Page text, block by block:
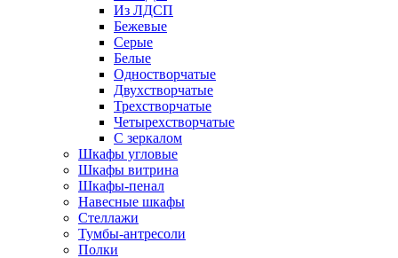
Из ЛДСП
Бежевые
Серые
Белые
Одностворчатые
Двухстворчатые
Трехстворчатые
Четырехстворчатые
С зеркалом
Шкафы угловые
Шкафы витрина
Шкафы-пенал
Навесные шкафы
Стеллажи
Тумбы-антресоли
Полки